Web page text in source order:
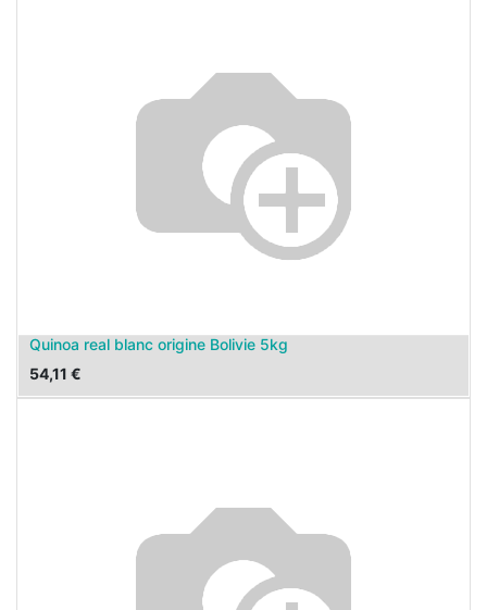
Quinoa real blanc origine Bolivie 5kg
54,11 €